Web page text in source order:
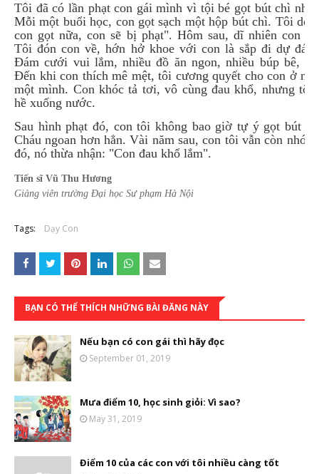
Tôi đã có lần phạt con gái mình vì tội bé gọt bút chì
Mỗi một buổi học, con gọt sạch một hộp bút chì. Tôi
con gọt nữa, con sẽ bị phạt". Hôm sau, dĩ nhiên con
Tôi đón con về, hớn hở khoe với con là sắp đi dự
Đám cưới vui lắm, nhiều đồ ăn ngon, nhiều búp bê,
Đến khi con thích mê mệt, tôi cương quyết cho con ở
một mình. Con khóc tả tơi, vô cùng đau khổ, nhưng tôi
hề xuống nước.
Sau hình phạt đó, con tôi không bao giờ tự ý gọt bút
Cháu ngoan hơn hẳn. Vài năm sau, con tôi vẫn còn nhớ
đó, nó thừa nhận: "Con đau khổ lắm".
Tiến sĩ Vũ Thu Hương
Giảng viên trường Đại học Sư phạm Hà Nội
Tags: Dạy Con
BẠN CÓ THỂ THÍCH NHỮNG BÀI ĐĂNG NÀY
Nếu bạn có con gái thì hãy đọc
September 01, 2019
Mưa điểm 10, học sinh giỏi: Vì sao?
May 31, 2019
Điểm 10 của các con với tôi nhiều càng tốt